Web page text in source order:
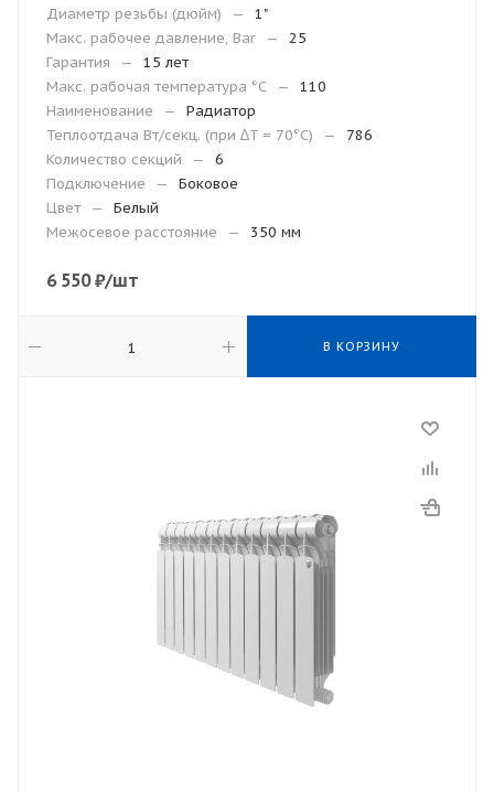
Диаметр резьбы (дюйм)
—
1"
Макс. рабочее давление, Bar
—
25
Гарантия
—
15 лет
Макc. рабочая температура °С
—
110
Наименование
—
Радиатор
Теплоотдача Вт/секц. (при ∆T = 70°C)
—
786
Количество секций
—
6
Подключение
—
Боковое
Цвет
—
Белый
Межосевое расстояние
— 350 мм
6 550₽/шт
В КОРЗИНУ